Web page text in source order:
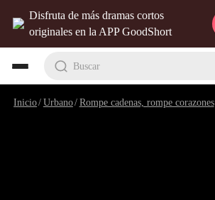
Disfruta de más dramas cortos
originales en la APP GoodShort
Buscar
Inicio/Urbano/Rompe cadenas, rompe corazones